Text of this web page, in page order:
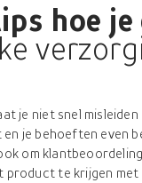
hoe je
je niet snel
je behoeften even
om
te krijgen met